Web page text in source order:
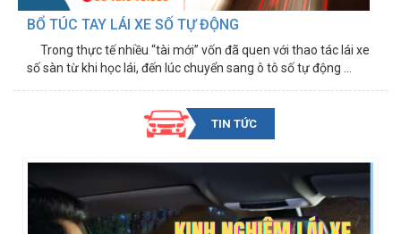
BỔ TÚC TAY LÁI XE SỐ TỰ ĐỘNG
Trong thực tế nhiều “tài mới” vốn đã quen với thao tác lái xe
số sàn từ khi học lái, đến lúc chuyển sang ô tô số tự động ...
TIN TỨC